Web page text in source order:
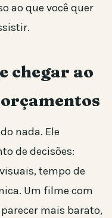
ao que você quer
chegar ao
nada. Ele
de decisões:
tempo de
Um filme com
mais barato,